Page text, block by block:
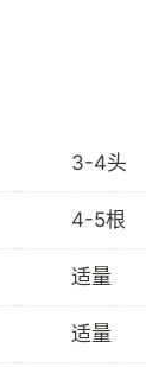
3-4头
4-5根
适量
适量